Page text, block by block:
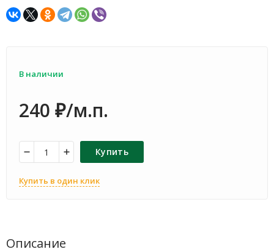
В наличии
240 ₽/м.п.
Купить
Купить в один клик
Описание